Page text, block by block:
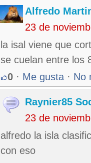
Alfredo
23 de
la isal viene que
se cuelan entre los
0 · Me gusta · No
Raynier85
23 de
alfredo la isla
con eso